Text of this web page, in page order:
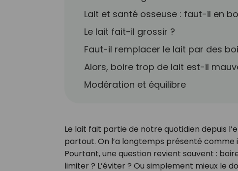
Lait et santé osseuse : faut-il en
Le lait fait-il grossir ?
Faut-il remplacer le lait par des
Alors, boire trop de lait est-il
Modération et équilibre
Le lait fait partie de notre quotidien depuis
partout. On l’a longtemps présenté comme
Pourtant, une question revient souvent :
limiter ? L’éviter ? Ou simplement mieux le